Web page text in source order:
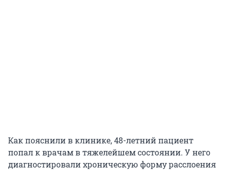
Как пояснили в клинике, 48-летний пациент
попал к врачам в тяжелейшем состоянии. У него
диагностировали хроническую форму расслоения